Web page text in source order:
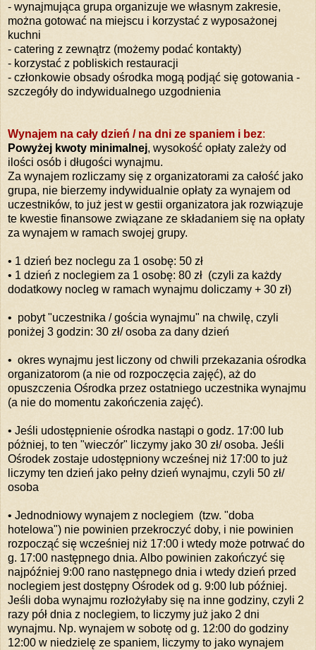
- wynajmująca grupa organizuje we własnym zakresie,
można gotować na miejscu i korzystać z wyposażonej
kuchni
- catering z zewnątrz (możemy podać kontakty)
- korzystać z pobliskich restauracji
- członkowie obsady ośrodka mogą podjąć się gotowania -
szczegóły do indywidualnego uzgodnienia
Wynajem na cały dzień / na dni ze spaniem i bez:
Powyżej kwoty minimalnej, wysokość opłaty zależy od
ilości osób i długości wynajmu.
Za wynajem rozliczamy się z organizatorami za całość jako
grupa, nie bierzemy indywidualnie opłaty za wynajem od
uczestników, to już jest w gestii organizatora jak rozwiązuje
te kwestie finansowe związane ze składaniem się na opłaty
za wynajem w ramach swojej grupy.
• 1 dzień bez noclegu za 1 osobę: 50 zł
• 1 dzień z noclegiem za 1 osobę: 80 zł (czyli za każdy
dodatkowy nocleg w ramach wynajmu doliczamy + 30 zł)
• pobyt "uczestnika / gościa wynajmu" na chwilę, czyli
poniżej 3 godzin: 30 zł/ osoba za dany dzień
• okres wynajmu jest liczony od chwili przekazania ośrodka
organizatorom (a nie od rozpoczęcia zajęć), aż do
opuszczenia Ośrodka przez ostatniego uczestnika wynajmu
(a nie do momentu zakończenia zajęć).
• Jeśli udostępnienie ośrodka nastąpi o godz. 17:00 lub
póżniej, to ten "wieczór" liczymy jako 30 zł/ osoba. Jeśli
Ośrodek zostaje udostępniony wcześnej niż 17:00 to już
liczymy ten dzień jako pełny dzień wynajmu, czyli 50 zł/
osoba
• Jednodniowy wynajem z noclegiem (tzw. "doba
hotelowa") nie powinien przekroczyć doby, i nie powinien
rozpocząć się wcześniej niż 17:00 i wtedy może potrwać do
g. 17:00 następnego dnia. Albo powinien zakończyć się
najpóźniej 9:00 rano następnego dnia i wtedy dzień przed
noclegiem jest dostępny Ośrodek od g. 9:00 lub później.
Jeśli doba wynajmu rozłożyłaby się na inne godziny, czyli 2
razy pół dnia z noclegiem, to liczymy już jako 2 dni
wynajmu. Np. wynajem w sobotę od g. 12:00 do godziny
12:00 w niedzielę ze spaniem, liczymy to jako wynajem